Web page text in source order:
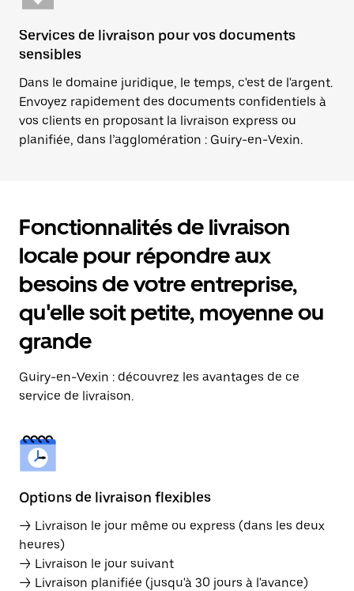
Services de livraison pour vos documents
sensibles
Dans le domaine juridique, le temps, c'est de l'argent.
Envoyez rapidement des documents confidentiels à
vos clients en proposant la livraison express ou
planifiée, dans l’agglomération : Guiry-en-Vexin.
Fonctionnalités de livraison
locale pour répondre aux
besoins de votre entreprise,
qu'elle soit petite, moyenne ou
grande
Guiry-en-Vexin : découvrez les avantages de ce
service de livraison.
Options de livraison flexibles
→ Livraison le jour même ou express (dans les deux
heures)
→ Livraison le jour suivant
→ Livraison planifiée (jusqu'à 30 jours à l'avance)